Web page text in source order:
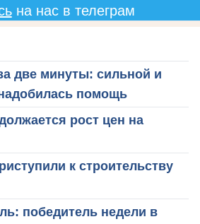
на нас в телеграм
две минуты: сильной и
помощь
рост цен на
к строительству
победитель недели в